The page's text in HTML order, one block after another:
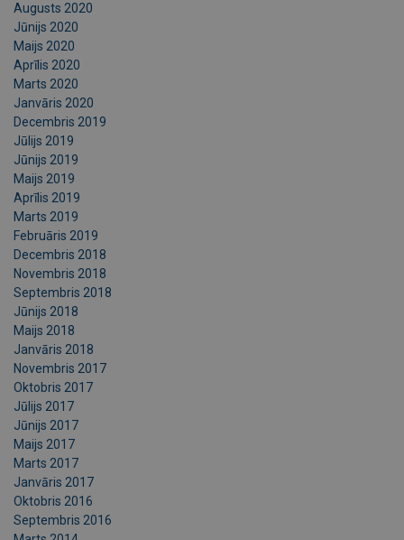
Augusts 2020
Jūnijs 2020
Maijs 2020
Aprīlis 2020
Marts 2020
Janvāris 2020
Decembris 2019
Jūlijs 2019
Jūnijs 2019
Maijs 2019
Aprīlis 2019
Marts 2019
Februāris 2019
Decembris 2018
Novembris 2018
Septembris 2018
Jūnijs 2018
Maijs 2018
Janvāris 2018
Novembris 2017
Oktobris 2017
Jūlijs 2017
Jūnijs 2017
Maijs 2017
Marts 2017
Janvāris 2017
Oktobris 2016
Septembris 2016